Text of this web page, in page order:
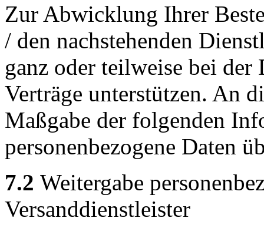
Zur Abwicklung Ihrer
/ den nachstehenden
ganz oder teilweise bei der
Verträge unterstützen. An
Maßgabe der folgenden
personenbezogene Daten
7.2 Weitergabe
Versanddienstleister